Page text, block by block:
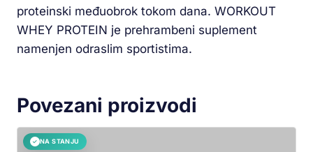
proteinski međuobrok tokom dana. WORKOUT
WHEY PROTEIN je prehrambeni suplement
namenjen odraslim sportistima.
Povezani proizvodi
✓ NA STANJU